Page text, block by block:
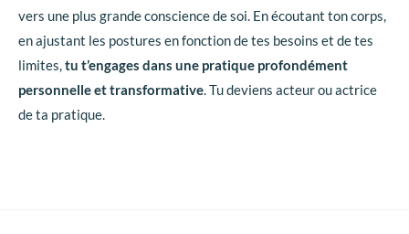
vers une plus grande conscience de soi. En écoutant ton corps,
en ajustant les postures en fonction de tes besoins et de tes
limites,tu t’engages dans une pratique profondément
personnelle et transformative. Tu deviens acteur ou actrice
de ta pratique.